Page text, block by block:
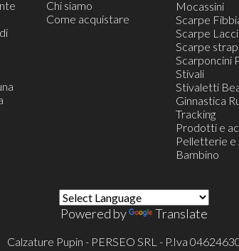
Chi siamo
Come acquistare
Pantofola
Mocassini
Scarpe
Scarpe
Scarpe
Scarponcini
Stivali
Stivaletti
Ginnastica
Tracking
Prodotti e
Pelletterie e
Bambino
Powered by Translate
Calzature Pupin - PERSEO SRL - P.Iva